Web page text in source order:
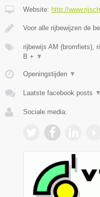
Website: http://
Voor alle rijbewijzen de
rijbewijs AM (bromfiets),
B + ▼
Openingstijden ▼
Laatste facebook posts ▼
Sociale media: